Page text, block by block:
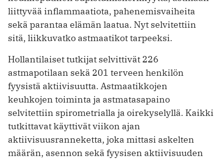
liittyvää inflammaatiota, pahenemisvaiheita
sekä parantaa elämän laatua. Nyt selvitettiin
sitä, liikkuvatko astmaatikot tarpeeksi.
Hollantilaiset tutkijat selvittivät 226
astmapotilaan sekä 201 terveen henkilön
fyysistä aktiivisuutta. Astmaatikkojen
keuhkojen toiminta ja astmatasapaino
selvitettiin spirometrialla ja oirekyselyllä. Kaikki
tutkittavat käyttivät viikon ajan
aktiivisuusranneketta, joka mittasi askelten
määrän, asennon sekä fyysisen aktiivisuuden